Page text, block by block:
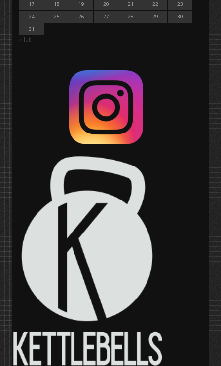
17
18 19 20 21 22
23
24
25 26 27 28 29
30
31
« lut